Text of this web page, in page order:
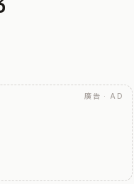
廣告 · AD